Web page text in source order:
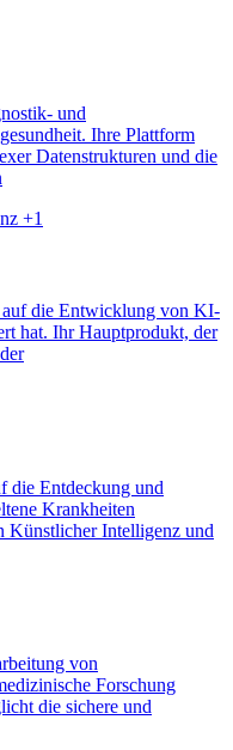
und
Ihre Plattform
Datenstrukturen und die
+1
auf die Entwicklung von KI-
hat. Ihr Hauptprodukt, der
die Entdeckung und
Krankheiten
Künstlicher Intelligenz und
von
Forschung
die sichere und